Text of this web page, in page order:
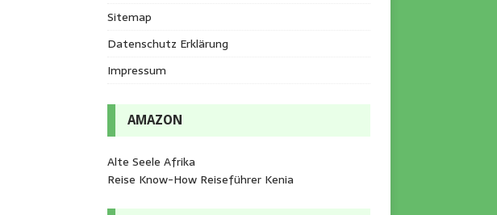
Sitemap
Datenschutz Erklärung
Impressum
AMAZON
Alte Seele Afrika
Reise Know-How Reiseführer Kenia